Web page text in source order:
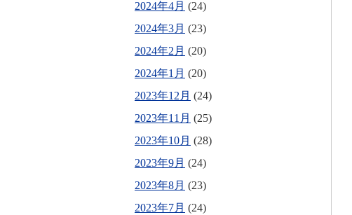
2024年4月 (24)
2024年3月 (23)
2024年2月 (20)
2024年1月 (20)
2023年12月 (24)
2023年11月 (25)
2023年10月 (28)
2023年9月 (24)
2023年8月 (23)
2023年7月 (24)